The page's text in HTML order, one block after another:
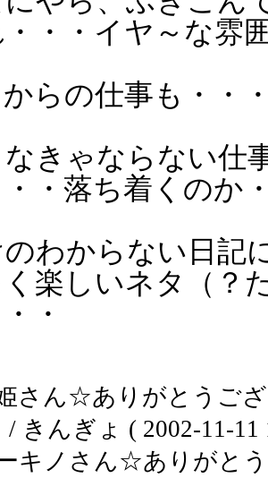
・・・イヤ～な雰
らの仕事も・・
きゃならない仕
・・落ち着くのか
わからない日記
楽しいネタ（？
・
さん☆ありがとうご
/ きんぎょ ( 2002-11-11
キノさん☆ありがと